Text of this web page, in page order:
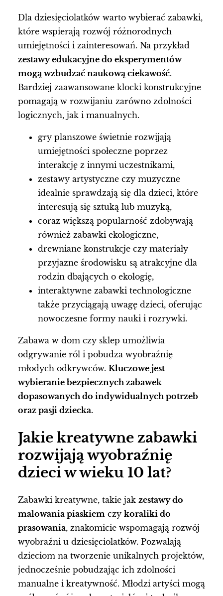
Dla dziesięciolatków warto wybierać zabawki,
które wspierają rozwój różnorodnych
umiejętności i zainteresowań. Na przykład
zestawy edukacyjne do eksperymentów
mogą wzbudzać naukową ciekawość.
Bardziej zaawansowane klocki konstrukcyjne
pomagają w rozwijaniu zarówno zdolności
logicznych, jak i manualnych.
gry planszowe świetnie rozwijają
umiejętności społeczne poprzez
interakcję z innymi uczestnikami,
zestawy artystyczne czy muzyczne
idealnie sprawdzają się dla dzieci, które
interesują się sztuką lub muzyką,
coraz większą popularność zdobywają
również zabawki ekologiczne,
drewniane konstrukcje czy materiały
przyjazne środowisku są atrakcyjne dla
rodzin dbających o ekologię,
interaktywne zabawki technologiczne
także przyciągają uwagę dzieci, oferując
nowoczesne formy nauki i rozrywki.
Zabawa w dom czy sklep umożliwia
odgrywanie ról i pobudza wyobraźnię
młodych odkrywców. Kluczowe jest
wybieranie bezpiecznych zabawek
dopasowanych do indywidualnych potrzeb
oraz pasji dziecka.
Jakie kreatywne zabawki
rozwijają wyobraźnię
dzieci w wieku 10 lat?
Zabawki kreatywne, takie jak zestawy do
malowania piaskiem czy koraliki do
prasowania, znakomicie wspomagają rozwój
wyobraźni u dziesięciolatków. Pozwalają
dzieciom na tworzenie unikalnych projektów,
jednocześnie pobudzając ich zdolności
manualne i kreatywność. Młodzi artyści mogą